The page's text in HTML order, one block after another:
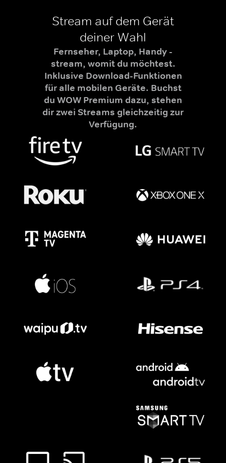
Stream auf dem Gerät
deiner Wahl
Fernseher, Laptop, Handy -
stream, womit du möchtest.
Inklusive Download-Funktionen
für alle mobilen Geräte. Buchst
du WOW Premium dazu, stehen
dir zwei Streams gleichzeitig zur
Verfügung.